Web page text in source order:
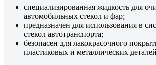
специализированная жидкость для
автомобильных стекол и фар;
предназначен для использования в
стекол автотранспорта;
безопасен для лакокрасочного
пластиковых и металлических